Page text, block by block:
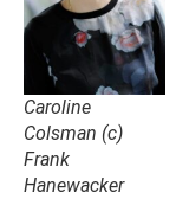
Caroline
Colsman (c)
Frank
Hanewacker